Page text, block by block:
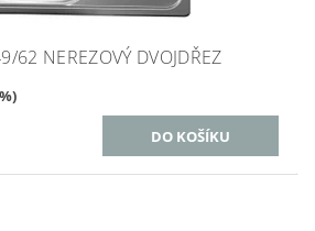
62 NEREZOVÝ DVOJDŘEZ